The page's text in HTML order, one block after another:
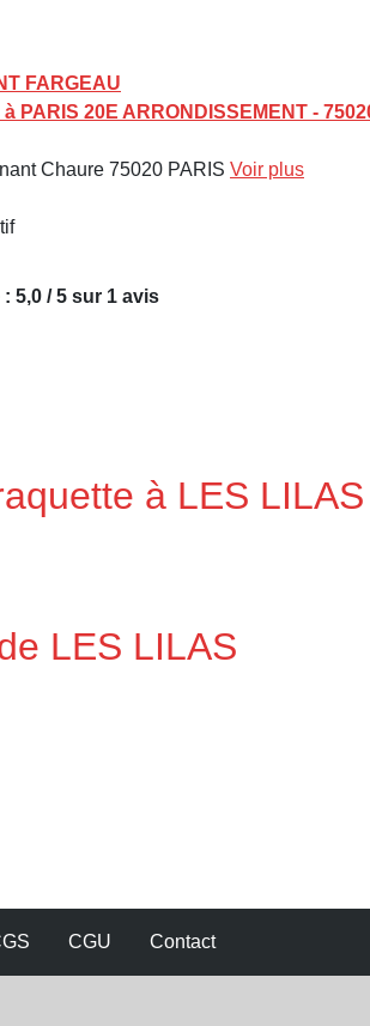
FARGEAU
PARIS 20E ARRONDISSEMENT -
Chaure 75020 PARIS Voir plus
5,0 / 5 sur 1 avis
à LES
LES LILAS
CGU Contact